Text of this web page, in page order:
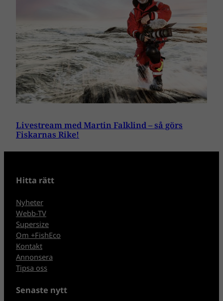
Livestream med Martin Falklind – så görs
Fiskarnas Rike!
Hitta rätt
Nyheter
Webb-TV
Supersize
Om +FishEco
Kontakt
Annonsera
Tipsa oss
Senaste nytt